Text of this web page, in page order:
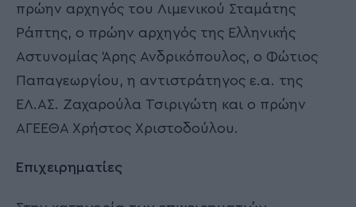
πρώην αρχηγός του Λιμενικού Σταμάτης
Ράπτης, ο πρώην αρχηγός της Ελληνικής
Αστυνομίας Άρης Ανδρικόπουλος, ο Φώτιος
Παπαγεωργίου, η αντιστράτηγος ε.α. της
ΕΛ.ΑΣ. Ζαχαρούλα Τσιριγώτη και ο πρώην
ΑΓΕΕΘΑ Χρήστος Χριστοδούλου.
Επιχειρηματίες